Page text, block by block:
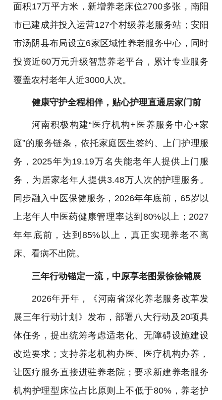
面积17万平方米，新增养老床位2700多张，南阳
市已建成并投入运营127个村级养老服务站；安阳
市汤阴县布局设立6家区域性养老服务中心，同时
投资近60万元升级智慧养老平台，累计专业服务
覆盖农村老年人近3000人次。
健康守护全程相伴，贴心护理直通居家门前
河南积极构建“医疗机构+医养服务中心+家
庭”的服务链条，依托家庭医生签约、上门护理服
务，2025年为19.19万名失能老年人提供上门服
务，为居家老年人提供3.48万人次的护理服务。
同步融入中医保健服务，2026年年底前，65岁以
上老年人中医药健康管理率达到80%以上；2027
年年底前，达到85%以上，真正实现养老不离
床、看病不出院。
三年行动锚定一流，中原享老图景徐徐铺展
2026年开年，《河南省深化养老服务改革发
展三年行动计划》发布，部署八大行动及20项具
体任务，提出统筹考虑适老化、无障碍设施建设
改造要求；支持养老机构办医、医疗机构办养，
让医疗服务直接进驻养老院；要求新建养老服务
机构护理型床位占比原则上不低于80%，养老护